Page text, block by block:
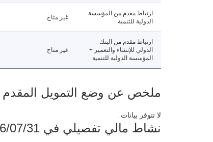
ارتباط مقدم من المؤسسة
الدولية للتنمية
غير متاح
ارتباط مقدم من البنك
الدولي للإنشاء والتعمير +
المؤسسة الدولية للتنمية
غير متاح
ملخص عن وضع التمويل المقدم من
لا تتوفر بيانات.
نشاط مالي تفصيلي في 2026/07/31